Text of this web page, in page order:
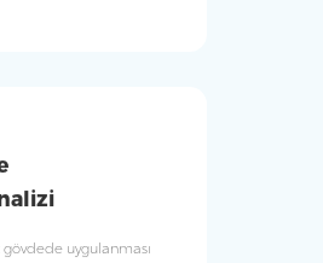
gövdede uygulanması